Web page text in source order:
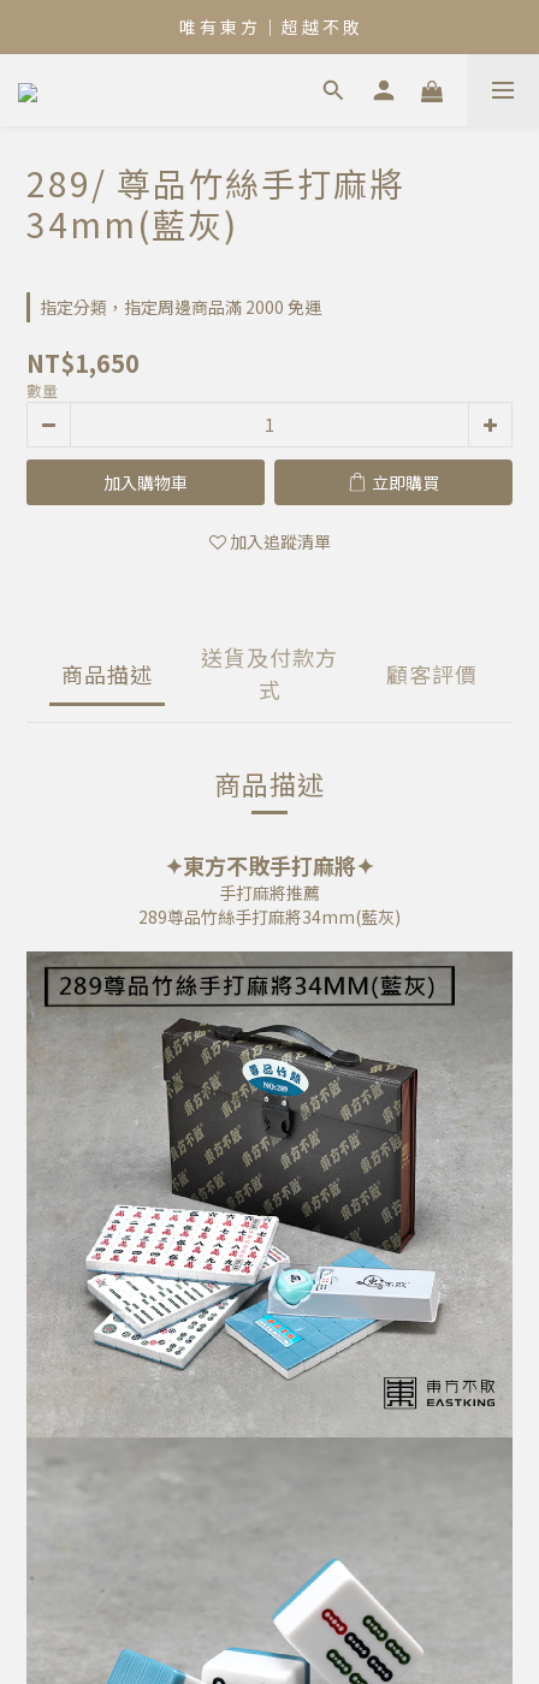
唯 有 東 方 ｜ 超 越 不 敗
289/ 尊品竹絲手打麻將
34mm(藍灰)
指定分類，指定周邊商品滿 2000 免運
NT$1,650
數量
加入購物車 立即購買
加入追蹤清單
商品描述
送貨及付款方
式
顧客評價
商品描述
✦東方不敗手打麻將✦
手打麻將推薦
289尊品竹絲手打麻將34mm(藍灰)